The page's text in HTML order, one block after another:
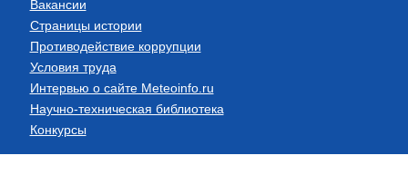
Вакансии
Страницы истории
Противодействие коррупции
Условия труда
Интервью о сайте Meteoinfo.ru
Научно-техническая библиотека
Конкурсы